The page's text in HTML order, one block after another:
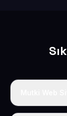
Tek fiyat